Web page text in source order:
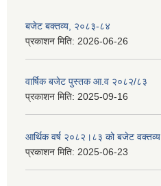
बजेट बक्तव्य, २०८३-८४
प्रकाशन मिति: 2026-06-26
वार्षिक बजेट पुस्तक आ.व २०८२/८३
प्रकाशन मिति: 2025-09-16
आर्थिक वर्ष २०८२।८३ को बजेट वक्तव्य
प्रकाशन मिति: 2025-06-23